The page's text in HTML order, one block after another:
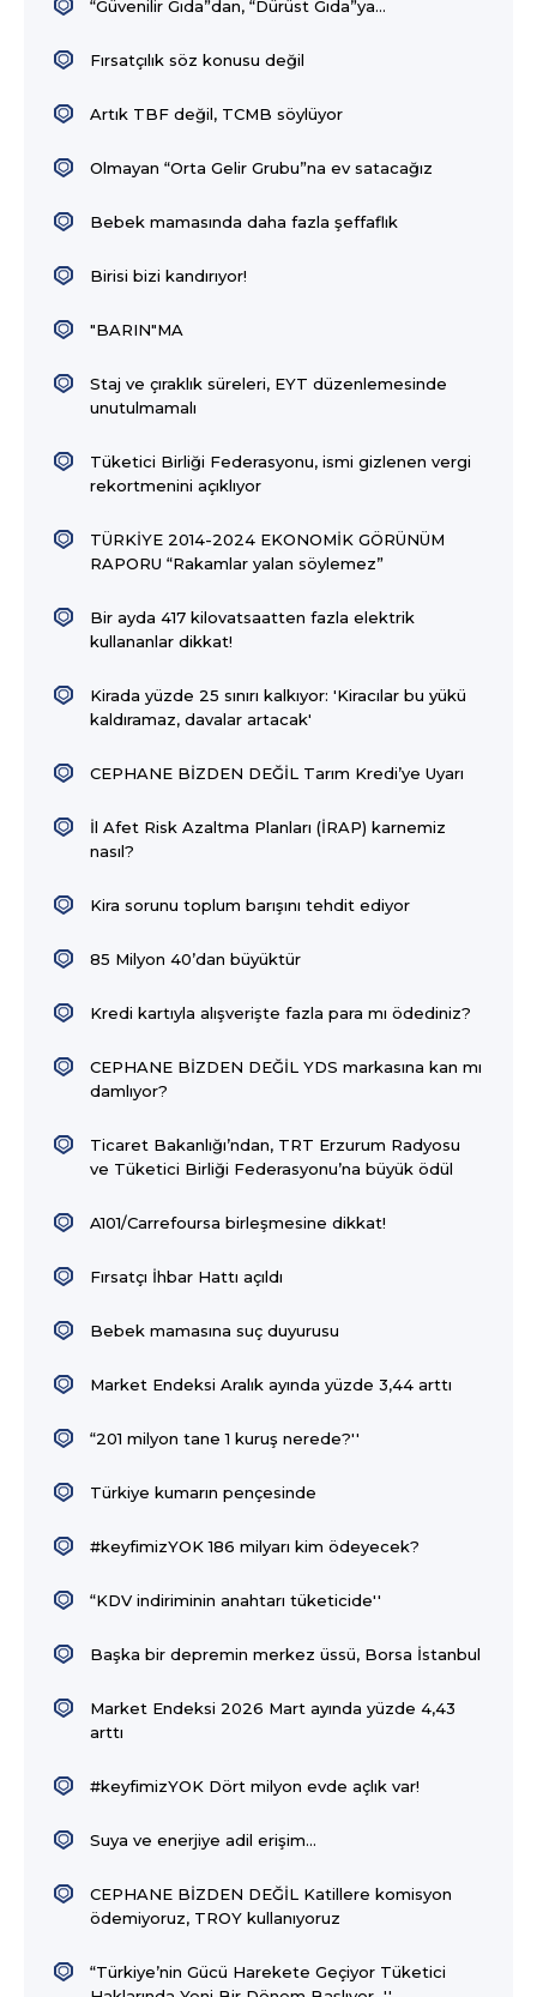
“Güvenilir Gıda”dan, “Dürüst Gıda”ya...
Fırsatçılık söz konusu değil
Artık TBF değil, TCMB söylüyor
Olmayan “Orta Gelir Grubu”na ev satacağız
Bebek mamasında daha fazla şeffaflık
Birisi bizi kandırıyor!
"BARIN"MA
Staj ve çıraklık süreleri, EYT düzenlemesinde
unutulmamalı
Tüketici Birliği Federasyonu, ismi gizlenen vergi
rekortmenini açıklıyor
TÜRKİYE 2014-2024 EKONOMİK GÖRÜNÜM
RAPORU “Rakamlar yalan söylemez”
Bir ayda 417 kilovatsaatten fazla elektrik
kullananlar dikkat!
Kirada yüzde 25 sınırı kalkıyor: 'Kiracılar bu yükü
kaldıramaz, davalar artacak'
CEPHANE BİZDEN DEĞİL Tarım Kredi’ye Uyarı
İl Afet Risk Azaltma Planları (İRAP) karnemiz
nasıl?
Kira sorunu toplum barışını tehdit ediyor
85 Milyon 40’dan büyüktür
Kredi kartıyla alışverişte fazla para mı ödediniz?
CEPHANE BİZDEN DEĞİL YDS markasına kan mı
damlıyor?
Ticaret Bakanlığı’ndan, TRT Erzurum Radyosu
ve Tüketici Birliği Federasyonu’na büyük ödül
A101/Carrefoursa birleşmesine dikkat!
Fırsatçı İhbar Hattı açıldı
Bebek mamasına suç duyurusu
Market Endeksi Aralık ayında yüzde 3,44 arttı
“201 milyon tane 1 kuruş nerede?''
Türkiye kumarın pençesinde
#keyfimizYOK 186 milyarı kim ödeyecek?
“KDV indiriminin anahtarı tüketicide''
Başka bir depremin merkez üssü, Borsa İstanbul
Market Endeksi 2026 Mart ayında yüzde 4,43
arttı
#keyfimizYOK Dört milyon evde açlık var!
Suya ve enerjiye adil erişim...
CEPHANE BİZDEN DEĞİL Katillere komisyon
ödemiyoruz, TROY kullanıyoruz
“Türkiye’nin Gücü Harekete Geçiyor Tüketici